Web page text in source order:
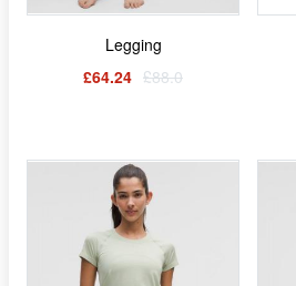
Legging
£64.24 £88.0